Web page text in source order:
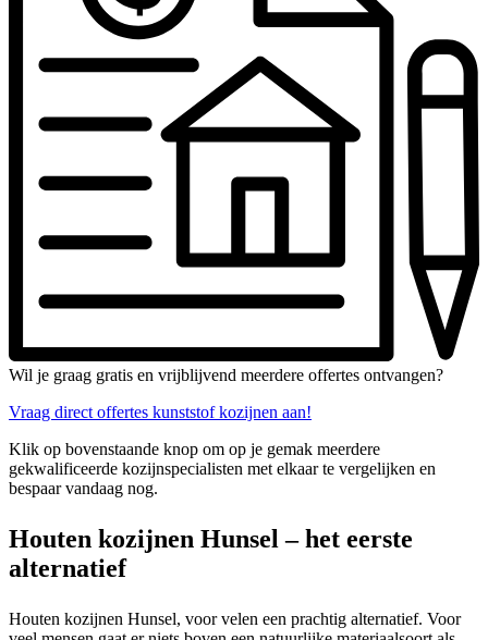
Wil je graag gratis en vrijblijvend meerdere offertes ontvangen?
Vraag direct offertes kunststof kozijnen aan!
Klik op bovenstaande knop om op je gemak meerdere
gekwalificeerde kozijnspecialisten met elkaar te vergelijken en
bespaar vandaag nog.
Houten kozijnen Hunsel – het eerste
alternatief
Houten kozijnen Hunsel, voor velen een prachtig alternatief. Voor